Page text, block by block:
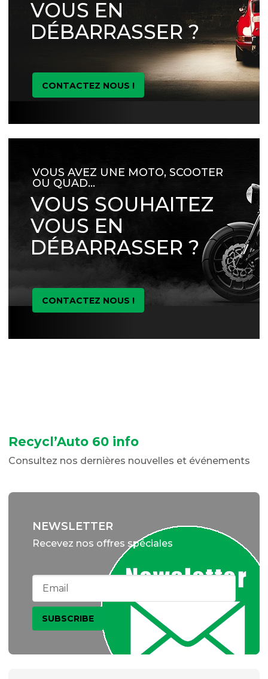
VOUS EN
DÉBARRASSER ?
CONTACTEZ NOUS !
VOUS AVEZ UNE MOTO, SCOOTER
OU QUAD…
VOUS SOUHAITEZ
VOUS EN
DÉBARRASSER ?
CONTACTEZ NOUS !
Recycl’Auto 60 info
Consultez nos dernières nouvelles et événements
NEWSLETTER
Recevez nos offres spéciales